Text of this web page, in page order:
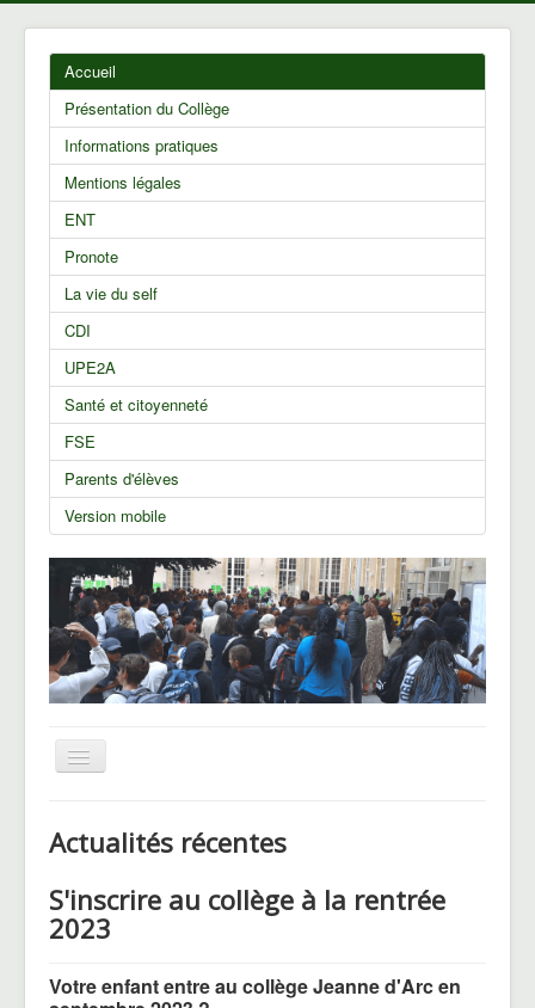
Accueil
Présentation du Collège
Informations pratiques
Mentions légales
ENT
Pronote
La vie du self
CDI
UPE2A
Santé et citoyenneté
FSE
Parents d'élèves
Version mobile
Basculer
la
CHAM
Le Pôle basket
Voyages et sorties
Blog des Hellenautes
Actualités récentes
S'inscrire au collège à la rentrée
2023
Votre enfant entre au collège Jeanne d'Arc en